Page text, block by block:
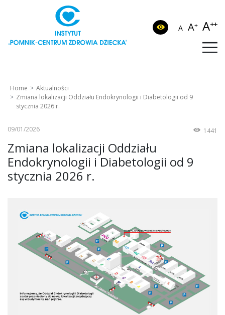
A A+ A++
Home
Aktualności
Zmiana lokalizacji Oddziału Endokrynologii i Diabetologii od 9
stycznia 2026 r.
09/01/2026 1441
Zmiana lokalizacji Oddziału
Endokrynologii i Diabetologii od 9
stycznia 2026 r.